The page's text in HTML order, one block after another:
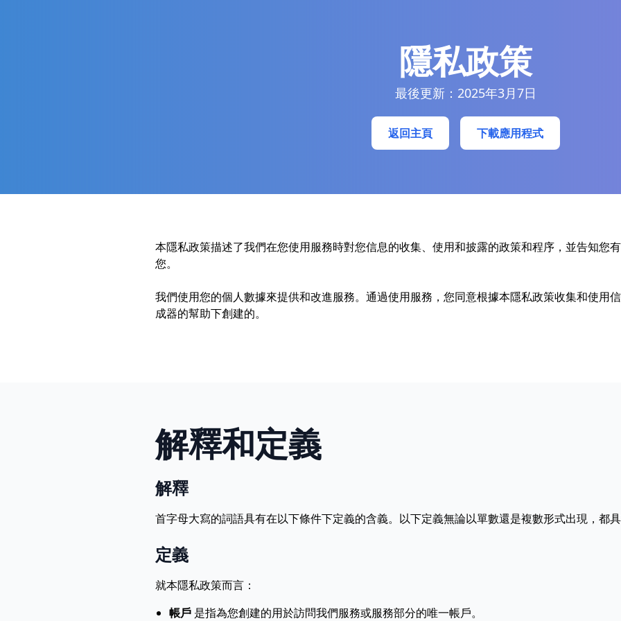
隱私政策
最後更新：2025年3月7日
返回主頁 下載應用程式
本隱私政策描述了我們在您使用服務時對您信息的收集、使用和披露的政策和程序，並告知您
您。
我們使用您的個人數據來提供和改進服務。通過使用服務，您同意根據本隱私政策收集和使用
成器的幫助下創建的。
解釋和定義
解釋
首字母大寫的詞語具有在以下條件下定義的含義。以下定義無論以單數還是複數形式出現，都具
定義
就本隱私政策而言：
帳戶 是指為您創建的用於訪問我們服務或服務部分的唯一帳戶。